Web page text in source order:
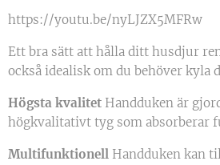
https://youtu.be/nyLJZX5MFRw
Ett bra sätt att hålla ditt husdjur
också idealisk om du behöver kyla
Högsta kvalitet Handduken är
högkvalitativt tyg som absorberar
Multifunktionell Handduken kan